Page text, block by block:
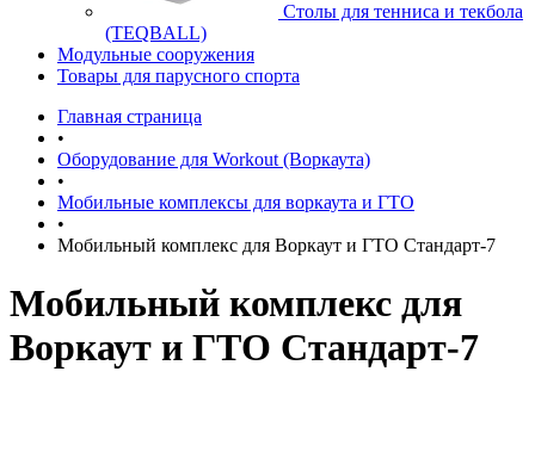
Cтолы для тенниса и текбола
(TEQBALL)
Модульные сооружения
Товары для парусного спорта
Главная страница
•
Оборудование для Workout (Воркаута)
•
Мобильные комплексы для воркаута и ГТО
•
Мобильный комплекс для Воркаут и ГТО Стандарт-7
Мобильный комплекс для
Воркаут и ГТО Стандарт-7